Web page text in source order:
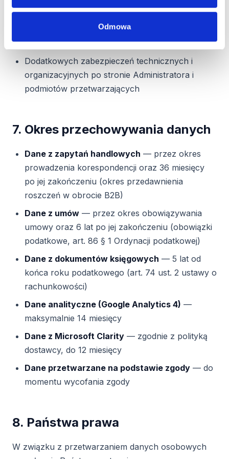
Odmowa
Framework)
Standardowych Klauzul Umownych (SCC)
przyjętych przez Komisję Europejską
Dodatkowych zabezpieczeń technicznych i
organizacyjnych po stronie Administratora i
podmiotów przetwarzających
7. Okres przechowywania danych
Dane z zapytań handlowych — przez okres
prowadzenia korespondencji oraz 36 miesięcy
po jej zakończeniu (okres przedawnienia
roszczeń w obrocie B2B)
Dane z umów — przez okres obowiązywania
umowy oraz 6 lat po jej zakończeniu (obowiązki
podatkowe, art. 86 § 1 Ordynacji podatkowej)
Dane z dokumentów księgowych — 5 lat od
końca roku podatkowego (art. 74 ust. 2 ustawy o
rachunkowości)
Dane analityczne (Google Analytics 4) —
maksymalnie 14 miesięcy
Dane z Microsoft Clarity — zgodnie z polityką
dostawcy, do 12 miesięcy
Dane przetwarzane na podstawie zgody — do
momentu wycofania zgody
8. Państwa prawa
W związku z przetwarzaniem danych osobowych